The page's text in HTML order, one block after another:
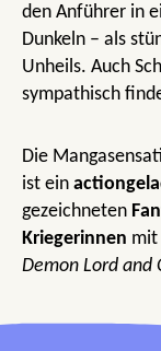
den Anführer in
Dunkeln – als
Unheils. Auch
sympathisch
Die
ist ein
gezeichneten
Kriegerinnen mit
Demon Lord and